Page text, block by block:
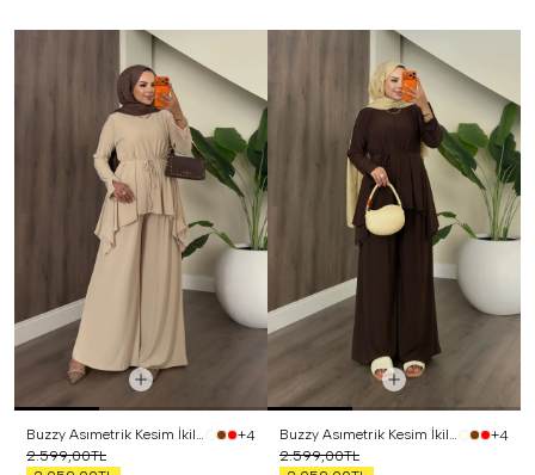
Buzzy Asımetrik Kesim İkili Takım Bej
+4
2.599,00TL
Buzzy Asımetrik Kesim İkili Takım Kahverengi
+4
2.599,00TL